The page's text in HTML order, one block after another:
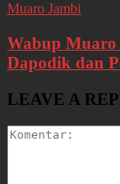
Muaro Jambi
Wabup
Dapodik dan
LEAVE A